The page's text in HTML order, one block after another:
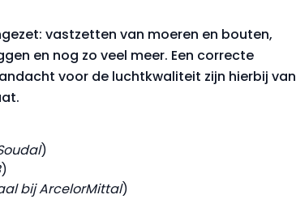
vastzetten van moeren en bouten,
en nog zo veel meer. Een correcte
voor de luchtkwaliteit zijn hierbij van
)
)
bij ArcelorMittal)